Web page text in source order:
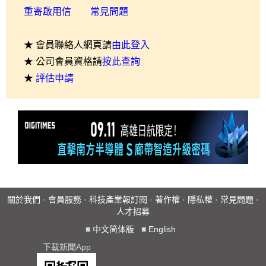
重寄啟用信 常見問題
★ 會員聯絡人網頁請由此登入
★ 公司會員資格請按此查詢
★ 評估申請
關於我們 · 會員服務 · 科技產業報訂閱 · 著作權 · 隱私權 · 常見問題 ·
人才招募
■ 中文简体版 ■ English
下載新聞App